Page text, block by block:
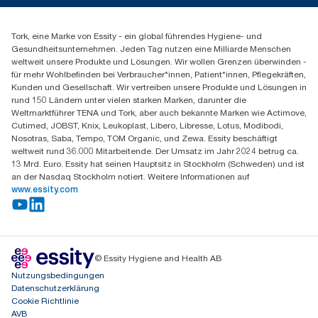
Spenderreklamation
+43 (0) 8 10-22 00 84
Essity Austria Vertriebs GmbH
Am Europlatz 2
1120 Wien
Mo-Do 8:00-16:30 | Fr 8:00-15:00
GLN: 9011111000026
Tork, eine Marke von Essity - ein global führendes Hygiene- und
Gesundheitsunternehmen. Jeden Tag nutzen eine Milliarde Menschen
weltweit unsere Produkte und Lösungen. Wir wollen Grenzen überwinden -
für mehr Wohlbefinden bei Verbraucher*innen, Patient*innen, Pflegekräften,
Kunden und Gesellschaft. Wir vertreiben unsere Produkte und Lösungen in
rund 150 Ländern unter vielen starken Marken, darunter die
Weltmarktführer TENA und Tork, aber auch bekannte Marken wie Actimove,
Cutimed, JOBST, Knix, Leukoplast, Libero, Libresse, Lotus, Modibodi,
Nosotras, Saba, Tempo, TOM Organic, und Zewa. Essity beschäftigt
weltweit rund 36.000 Mitarbeitende. Der Umsatz im Jahr 2024 betrug ca.
13 Mrd. Euro. Essity hat seinen Hauptsitz in Stockholm (Schweden) und ist
an der Nasdaq Stockholm notiert. Weitere Informationen auf
www.essity.com
© Essity Hygiene and Health AB
Nutzungsbedingungen
Datenschutzerklärung
Cookie Richtlinie
AVB